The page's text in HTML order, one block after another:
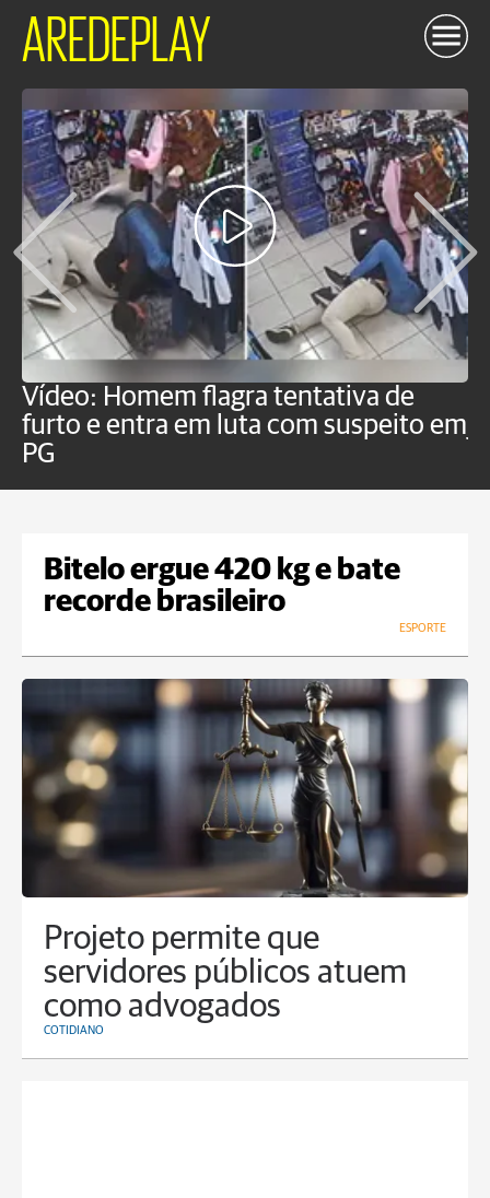
AREDEPLAY
Vídeo: Homem flagra tentativa de
furto e entra em luta com suspeito em
PG
Bitelo ergue 420 kg e bate
recorde brasileiro
ESPORTE
Projeto permite que
servidores públicos atuem
como advogados
COTIDIANO